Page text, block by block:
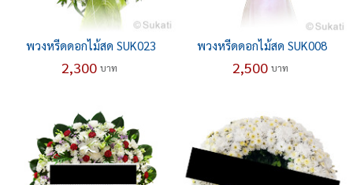
พวงหรีดดอกไม้สด SUK023
2,300 บาท
พวงหรีดดอกไม้สด SUK008
2,500 บาท